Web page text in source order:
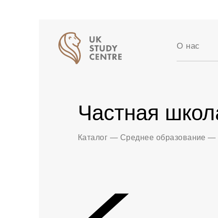
О нас
Вакансии
Блог
Частная
Каталог — Среднее образование —